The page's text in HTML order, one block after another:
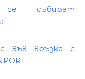
се събират
във връзка с